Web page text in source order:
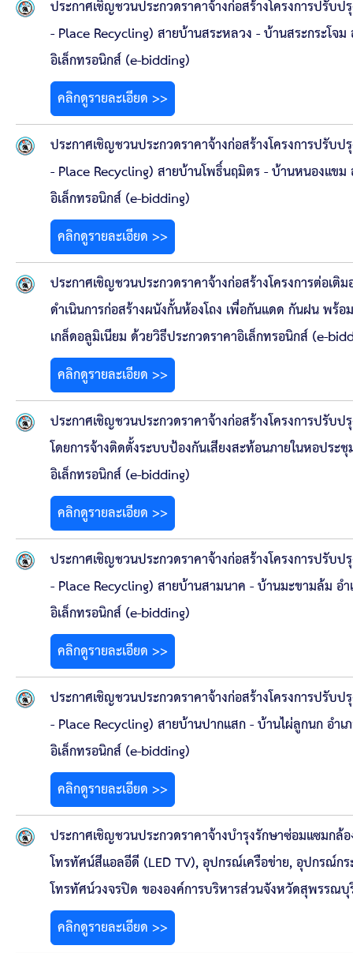
ประกาศเชิญชวนประกวดราคาจ้างก่อสร้างโครงการปรั
- Place Recycling) สายบ้านสระหลวง - บ้านสระกระโ
อิเล็กทรอนิกส์ (e-bidding)
คลิกดูรายละเอียด >>
ประกาศเชิญชวนประกวดราคาจ้างก่อสร้างโครงการปรั
- Place Recycling) สายบ้านโพธิ์นฤมิตร - บ้านหนองแข
อิเล็กทรอนิกส์ (e-bidding)
คลิกดูรายละเอียด >>
ประกาศเชิญชวนประกวดราคาจ้างก่อสร้างโครงการต่อเ
ดำเนินการก่อสร้างผนังกั้นห้องโถง เพื่อกันแดด กันฝน พร้
เกล็ดอลูมิเนียม ด้วยวิธีประกวดราคาอิเล็กทรอนิกส์ (e-
คลิกดูรายละเอียด >>
ประกาศเชิญชวนประกวดราคาจ้างก่อสร้างโครงการปรั
โดยการจ้างติดตั้งระบบป้องกันเสียงสะท้อนภายในหอปร
อิเล็กทรอนิกส์ (e-bidding)
คลิกดูรายละเอียด >>
ประกาศเชิญชวนประกวดราคาจ้างก่อสร้างโครงการปรั
- Place Recycling) สายบ้านสามนาค - บ้านมะขามล้ม
อิเล็กทรอนิกส์ (e-bidding)
คลิกดูรายละเอียด >>
ประกาศเชิญชวนประกวดราคาจ้างก่อสร้างโครงการปรั
- Place Recycling) สายบ้านปากแสก - บ้านไผ่ลูกนก อ
อิเล็กทรอนิกส์ (e-bidding)
คลิกดูรายละเอียด >>
ประกาศเชิญชวนประกวดราคาจ้างบำรุงรักษาซ่อมแซมก
โทรทัศน์สีแอลอีดี (LED TV), อุปกรณ์เครือข่าย, อุปกรณ์
โทรทัศน์วงจรปิด ขององค์การบริหารส่วนจังหวัดสุพรรณ
คลิกดูรายละเอียด >>